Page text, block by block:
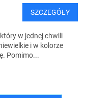
SZCZEGÓŁY
w jednej chwili
i w kolorze
Pomimo...